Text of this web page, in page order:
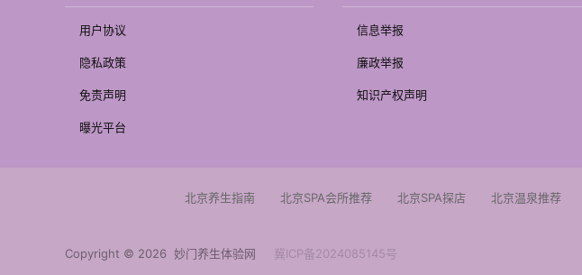
用户协议
隐私政策
免责声明
曝光平台
信息举报
廉政举报
知识产权声明
北京养生指南 北京SPA会所推荐 北京SPA探店 北京温泉推荐
Copyright © 2026 妙门养生体验网 冀ICP备2024085145号